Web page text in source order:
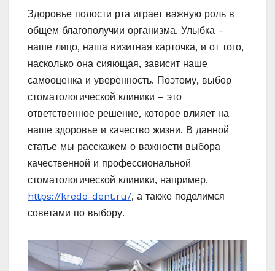
Здоровье полости рта играет важную роль в
общем благополучии организма. Улыбка –
наше лицо, наша визитная карточка, и от того,
насколько она сияющая, зависит наше
самооценка и уверенность. Поэтому, выбор
стоматологической клиники – это
ответственное решение, которое влияет на
наше здоровье и качество жизни. В данной
статье мы расскажем о важности выбора
качественной и профессиональной
стоматологической клиники, например,
https://kredo-dent.ru/, а также поделимся
советами по выбору.